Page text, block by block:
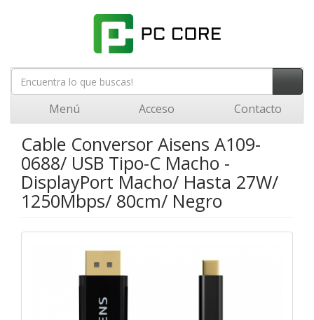
Menú Acceso Contacto
Cable Conversor Aisens A109-
0688/ USB Tipo-C Macho -
DisplayPort Macho/ Hasta 27W/
1250Mbps/ 80cm/ Negro